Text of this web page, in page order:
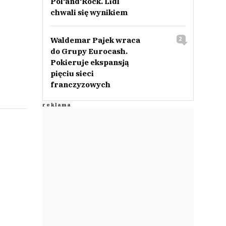
chwali się wynikiem
Waldemar Pajek wraca
do Grupy Eurocash.
Pokieruje ekspansją
pięciu sieci
franczyzowych
2